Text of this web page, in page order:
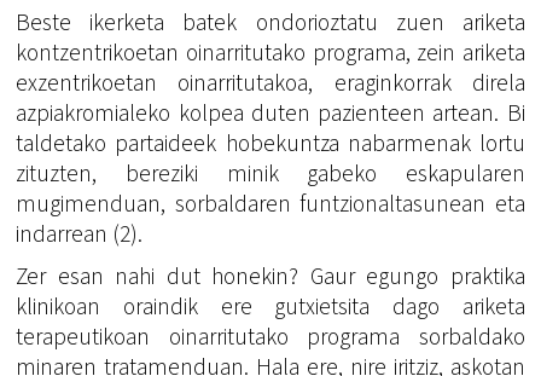
Beste ikerketa batek ondorioztatu zuen ariketa
kontzentrikoetan oinarritutako programa, zein ariketa
exzentrikoetan oinarritutakoa, eraginkorrak direla
azpiakromialeko kolpea duten pazienteen artean. Bi
taldetako partaideek hobekuntza nabarmenak lortu
zituzten, bereziki minik gabeko eskapularen
mugimenduan, sorbaldaren funtzionaltasunean eta
indarrean (2).
Zer esan nahi dut honekin? Gaur egungo praktika
klinikoan oraindik ere gutxietsita dago ariketa
terapeutikoan oinarritutako programa sorbaldako
minaren tratamenduan. Hala ere, nire iritziz, askotan